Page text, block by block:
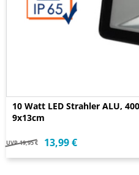
10 Watt LED Strahler ALU,
9x13cm
UVP 19,95 € 13,99 €